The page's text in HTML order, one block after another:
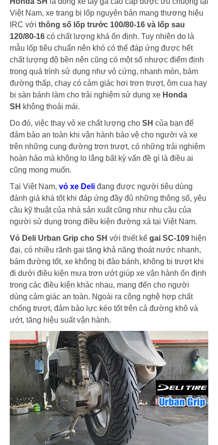
Việt Nam, xe trang bị lốp nguyên bản mang thương hiệu
IRC với thông số lốp trước 100/80-16 và lốp sau
120/80-16 có chất lượng khá ổn định. Tuy nhiên do là
mẫu lốp tiêu chuẩn nên khó có thể đáp ứng được hết
chất lượng độ bền nên cũng có một số nhược điểm định
trong quá trình sử dụng như vỏ cứng, nhanh mòn, bám
đường thấp, chạy có cảm giác hơi trơn trượt, ôm cua hay
bị sàn bánh làm cho trải nghiệm sử dụng xe Honda
SH không thoải mái.
Do đó, việc thay vỏ xe chất lượng cho SH của bạn để
đảm bảo an toàn khi vận hành bảo vệ cho người và xe
trên những cung đường trơn trượt, có những trải nghiệm
hoàn hảo mà không lo lắng bất kỳ vấn đề gì là điều ai
cũng mong muốn.
Tại Việt Nam, vỏ xe Deli đang được người tiêu dùng
đánh giá khá tốt khi đáp ứng đầy đủ những thông số, yêu
cầu kỹ thuật của nhà sản xuất cũng như nhu cầu của
người sử dụng trong điều kiện đường xá tại Việt Nam.
Vỏ Deli Urban Grip cho SH với thiết kế gai SC-109 hiện
đại, có nhiều rãnh gai tăng khả năng thoát nước nhanh,
bám đường tốt, xe không bị đảo bánh, không bị trượt khi
đi dưới điều kiện mưa trơn ướt giúp xe vận hành ổn định
trong các điều kiện khác nhau, mang đến cho người
dùng cảm giác an toàn. Ngoài ra công nghệ hợp chất
chống trượt, đảm bảo lực kéo tốt trên cả đường khô và
ướt, tăng hiệu suất vận hành.